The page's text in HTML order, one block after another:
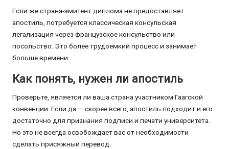
Если же страна-эмитент диплома не предоставляет
апостиль, потребуется классическая консульская
легализация через французское консульство или
посольство. Это более трудоемкий процесс и занимает
больше времени.
Как понять, нужен ли апостиль
Проверьте, является ли ваша страна участником Гаагской
конвенции. Если да — скорее всего, апостиль подходит и его
достаточно для признания подписи и печати университета.
Но это не всегда освобождает вас от необходимости
сделать присяжный перевод.